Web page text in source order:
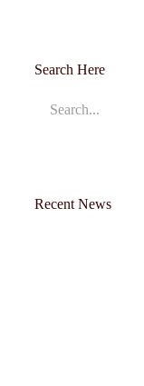
Search Here
Recent News